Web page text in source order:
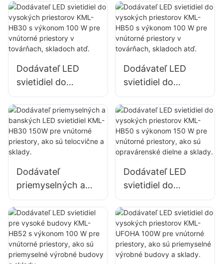
budov a osvetlenie
stavenísk
priestorov KML-
HB40 s výkonom
100 W pre vnútorné
priestory v
skladoch atď.
Dodávateľ LED
svietidiel do
vysokých
priestorov KML-
HB30 s výkonom
100 W pre vnútorné
priestory v
skladoch atď.
Dodávateľ LED
svietidiel do
vysokých
priestorov KML-
HB50 s výkonom
100 W pre vnútorné
priestory v
skladoch atď.
Dodávateľ
priemyselných a
banských LED
svietidiel KML-
HB30 150W pre
vnútorné priestory,
ako sú telocvične a
Dodávateľ LED
svietidiel do
vysokých
priestorov KML-
HB50 s výkonom
150 W pre vnútorné
priestory, ako sú